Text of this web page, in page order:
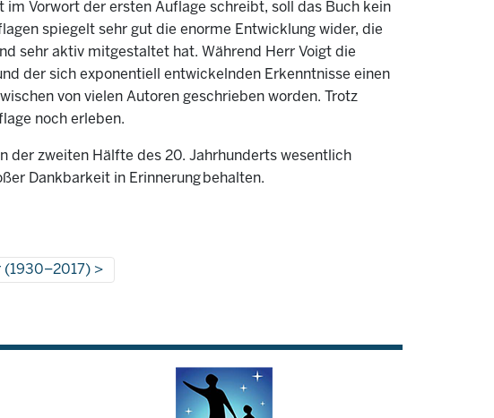
Vorwort der ersten Auflage schreibt, soll das Buch kein
spiegelt sehr gut die enorme Entwicklung wider, die
sehr aktiv mitgestaltet hat. Während Herr Voigt die
der sich exponentiell entwickelnden Erkenntnisse einen
von vielen Autoren geschrieben worden. Trotz
noch erleben.
der zweiten Hälfte des 20. Jahrhunderts wesentlich
Dankbarkeit in Erinnerung behalten.
(1930–2017)